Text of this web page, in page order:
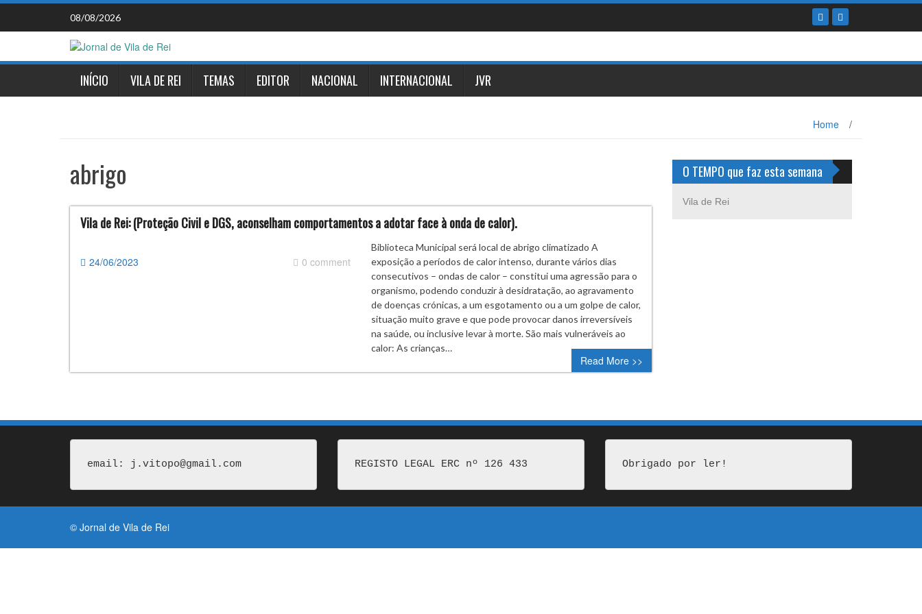
Skip
content
08/08/2026
INÍCIO VILA DE REI TEMAS EDITOR NACIONAL INTERNACIONAL JVR
Home /
abrigo
Vila de Rei: (Proteção Civil e DGS, aconselham comportamentos a adotar face à onda de calor).
24/06/2023 0 comment
Biblioteca Municipal será local de abrigo climatizado A
exposição a períodos de calor intenso, durante vários dias
consecutivos – ondas de calor – constitui uma agressão para o
organismo, podendo conduzir à desidratação, ao agravamento
de doenças crónicas, a um esgotamento ou a um golpe de calor,
situação muito grave e que pode provocar danos irreversíveis
na saúde, ou inclusive levar à morte. São mais vulneráveis ao
calor: As crianças…
Read More >>
O TEMPO que faz esta semana
Vila de Rei
email: j.vitopo@gmail.com REGISTO LEGAL ERC nº 126 433 Obrigado por ler!
© Jornal de Vila de Rei